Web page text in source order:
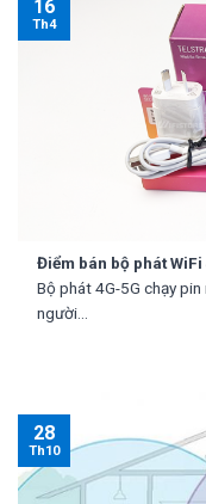
Điểm bán bộ phát
Bộ phát 4G-5G chạy
người...
16
Th4
28
Th10